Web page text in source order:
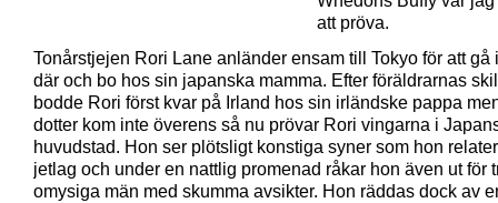
att pröva.
Tonårstjejen Rori Lane anländer ensam till Tokyo för att gå
där och bo hos sin japanska mamma. Efter föräldrarnas
bodde Rori först kvar på Irland hos sin irländske pappa
dotter kom inte överens så nu prövar Rori vingarna i
huvudstad. Hon ser plötsligt konstiga syner som hon
jetlag och under en nattlig promenad råkar hon även ut för
omysiga män med skumma avsikter. Hon räddas dock av